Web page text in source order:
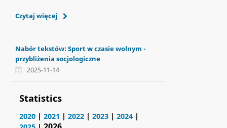
Czytaj więcej
Nabór tekstów: Sport w czasie wolnym -
przybliżenia socjologiczne
2025-11-14